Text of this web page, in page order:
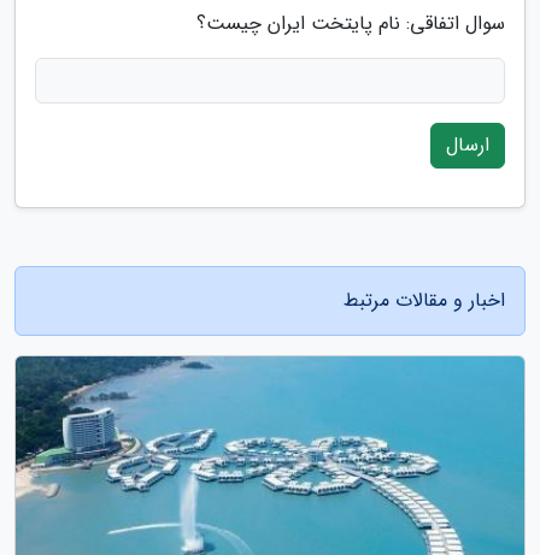
سوال اتفاقی: نام پایتخت ایران چیست؟
ارسال
اخبار و مقالات مرتبط